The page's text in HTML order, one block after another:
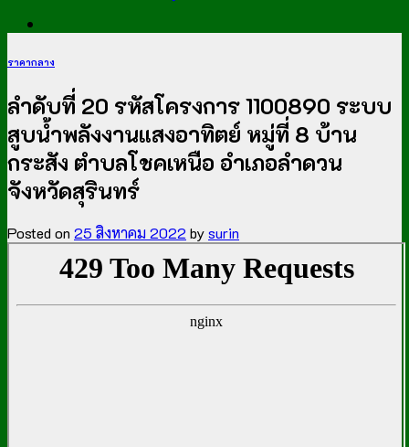
ราคากลาง
ลำดับที่ 20 รหัสโครงการ 1100890 ระบบ
สูบน้ำพลังงานแสงอาทิตย์ หมู่ที่ 8 บ้าน
กระสัง ตำบลโชคเหนือ อำเภอลำดวน
จังหวัดสุรินทร์
Posted on 25 สิงหาคม 2022 bysurin